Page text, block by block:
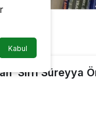
’Sırrı Süreyya
Kabul